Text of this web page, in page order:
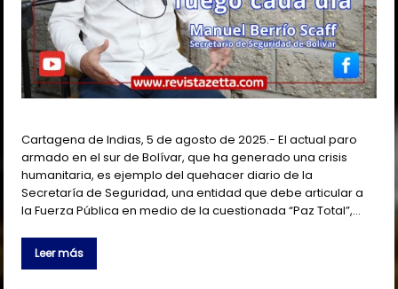
Cartagena de Indias, 5 de agosto de 2025.- El actual paro
armado en el sur de Bolívar, que ha generado una crisis
humanitaria, es ejemplo del quehacer diario de la
Secretaría de Seguridad, una entidad que debe articular a
la Fuerza Pública en medio de la cuestionada “Paz Total”,…
Leer más